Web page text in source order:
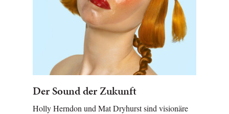
Der Sound der Zukunft
Holly Herndon und Mat Dryhurst sind visionäre